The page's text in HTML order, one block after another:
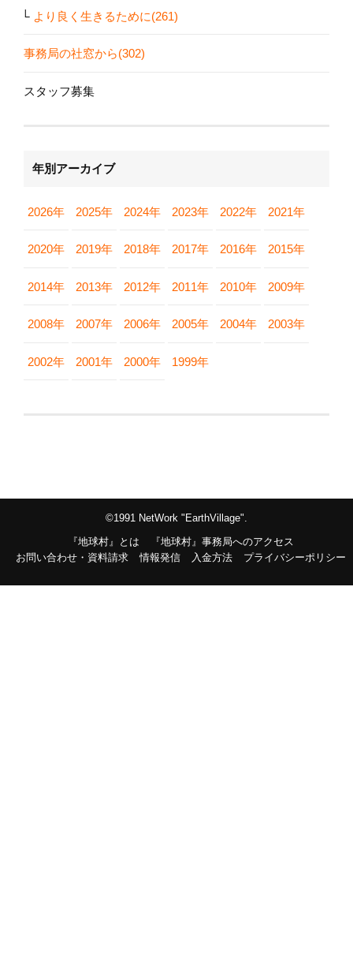
より良く生きるために(261)
事務局の社窓から(302)
スタッフ募集
年別アーカイブ
2026年 2025年 2024年 2023年 2022年 2021年
2020年 2019年 2018年 2017年 2016年 2015年
2014年 2013年 2012年 2011年 2010年 2009年
2008年 2007年 2006年 2005年 2004年 2003年
2002年 2001年 2000年 1999年
©1991 NetWork "EarthVillage".
『地球村』とは
『地球村』事務局へのアクセス
お問い合わせ・資料請求
情報発信 入金方法 プライバシーポリシー